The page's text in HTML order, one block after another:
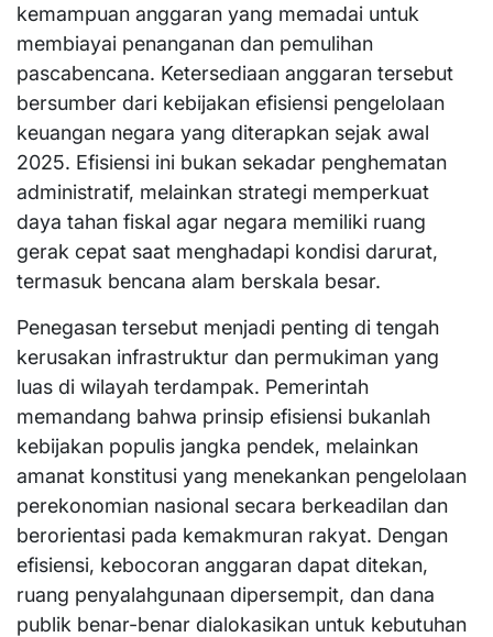
kemampuan anggaran yang memadai untuk
membiayai penanganan dan pemulihan
pascabencana. Ketersediaan anggaran tersebut
bersumber dari kebijakan efisiensi pengelolaan
keuangan negara yang diterapkan sejak awal
2025. Efisiensi ini bukan sekadar penghematan
administratif, melainkan strategi memperkuat
daya tahan fiskal agar negara memiliki ruang
gerak cepat saat menghadapi kondisi darurat,
termasuk bencana alam berskala besar.
Penegasan tersebut menjadi penting di tengah
kerusakan infrastruktur dan permukiman yang
luas di wilayah terdampak. Pemerintah
memandang bahwa prinsip efisiensi bukanlah
kebijakan populis jangka pendek, melainkan
amanat konstitusi yang menekankan pengelolaan
perekonomian nasional secara berkeadilan dan
berorientasi pada kemakmuran rakyat. Dengan
efisiensi, kebocoran anggaran dapat ditekan,
ruang penyalahgunaan dipersempit, dan dana
publik benar-benar dialokasikan untuk kebutuhan